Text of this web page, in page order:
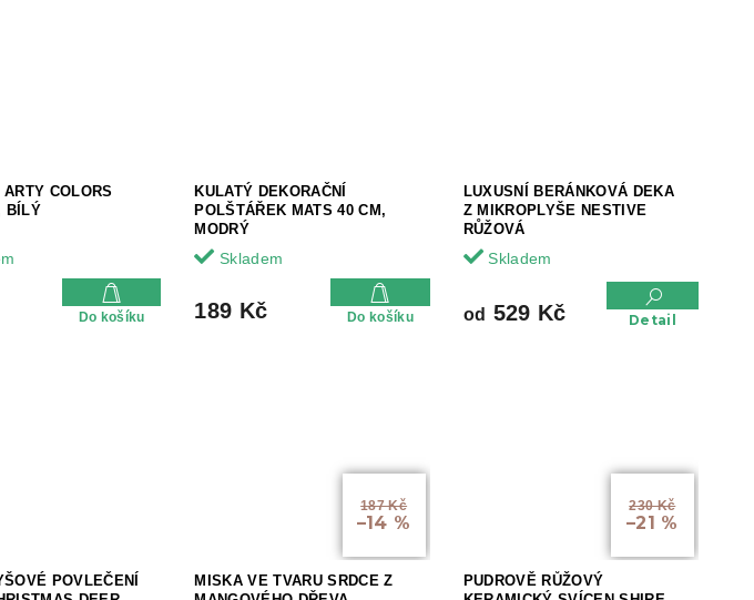
ARTY COLORS
BÍLÝ
Do košíku
KULATÝ DEKORAČNÍ
POLŠTÁŘEK MATS 40 CM,
MODRÝ
Skladem
189 Kč Do košíku
LUXUSNÍ BERÁNKOVÁ DEKA
Z MIKROPLYŠE NESTIVE
RŮŽOVÁ
Skladem
od 529 Kč Detail
POVLEČENÍ
187 Kč
–14 %
MISKA VE TVARU SRDCE Z
230 Kč
–21 %
PUDROVĚ RŮŽOVÝ